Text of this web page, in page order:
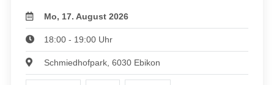
Mo, 17. August 2026
18:00 - 19:00 Uhr
Schmiedhofpark, 6030 Ebikon